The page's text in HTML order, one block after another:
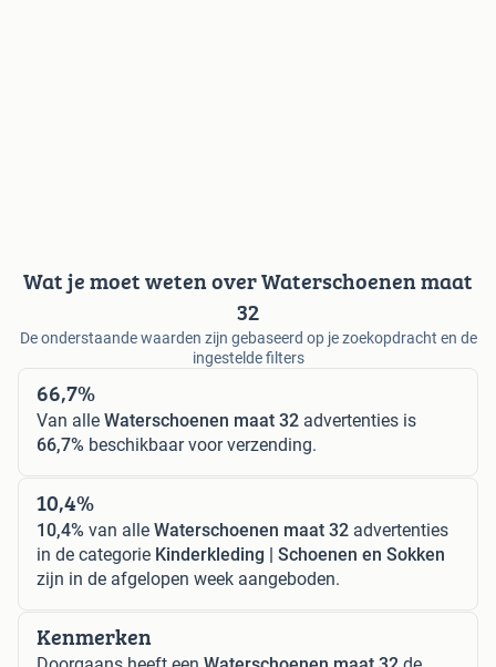
Wat je moet weten over Waterschoenen maat
32
De onderstaande waarden zijn gebaseerd op je zoekopdracht en de
ingestelde filters
66,7%
Van alle Waterschoenen maat 32 advertenties is
66,7% beschikbaar voor verzending.
10,4%
10,4% van alle Waterschoenen maat 32 advertenties
in de categorie Kinderkleding | Schoenen en Sokken
zijn in de afgelopen week aangeboden.
Kenmerken